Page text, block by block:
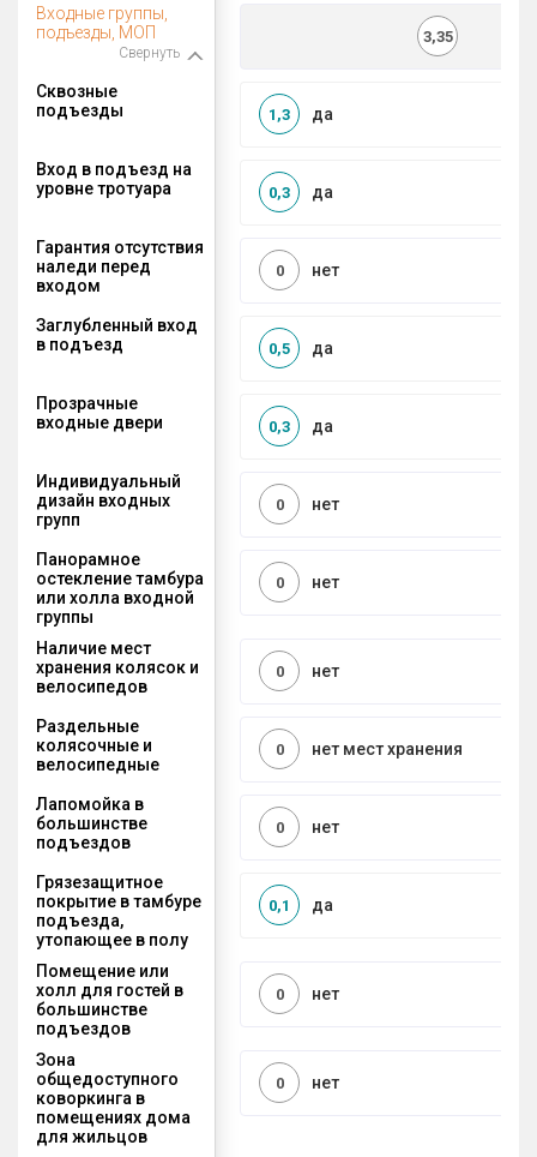
Входные группы,
подъезды, МОП
Свернуть
3,35
Сквозные
подъезды
да
1,3
Вход в подъезд на
уровне тротуара
да
0,3
Гарантия отсутствия
наледи перед
входом
нет
0
Заглубленный вход
в подъезд
да
0,5
Прозрачные
входные двери
да
0,3
Индивидуальный
дизайн входных
групп
нет
0
Панорамное
остекление тамбура
или холла входной
группы
нет
0
Наличие мест
хранения колясок и
велосипедов
нет
0
Раздельные
колясочные и
велосипедные
нет мест хранения
0
Лапомойка в
большинстве
подъездов
нет
0
Грязезащитное
покрытие в тамбуре
подъезда,
утопающее в полу
да
0,1
Помещение или
холл для гостей в
большинстве
подъездов
нет
0
Зона
общедоступного
коворкинга в
помещениях дома
для жильцов
нет
0